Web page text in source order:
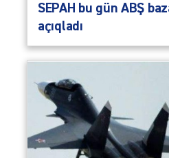
SEPAH bu gün ABŞ
açıqladı